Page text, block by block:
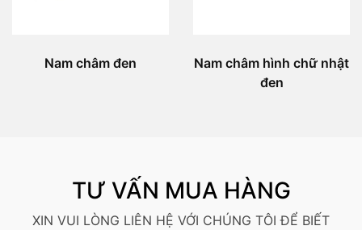
Nam châm đen
Nam châm hình chữ nhật
đen
TƯ VẤN MUA HÀNG
XIN VUI LÒNG LIÊN HỆ VỚI CHÚNG TÔI ĐỂ BIẾT